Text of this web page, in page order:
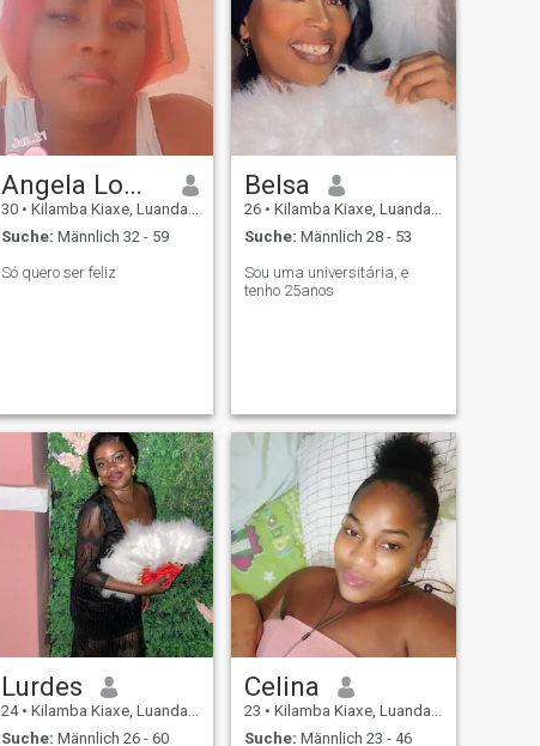
Angela Lombo Sebastião
30 • Kilamba Kiaxe, Luanda, Angola
Suche: Männlich 32 - 59
Só quero ser feliz
Belsa
26 • Kilamba Kiaxe, Luanda, Angola
Suche: Männlich 28 - 53
Sou uma universitária, e
tenho 25anos
Lurdes
24 • Kilamba Kiaxe, Luanda, Angola
Suche: Männlich 26 - 60
Celina
23 • Kilamba Kiaxe, Luanda, Angola
Suche: Männlich 23 - 46